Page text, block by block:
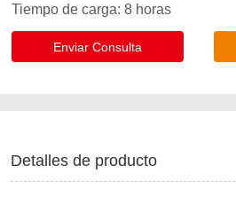
Enviar Consulta
Detalles de producto